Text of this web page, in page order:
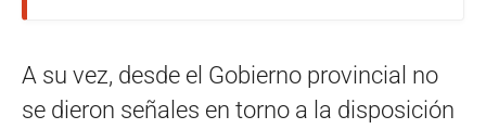
A su vez, desde el Gobierno provincial no
se dieron señales en torno a la disposición